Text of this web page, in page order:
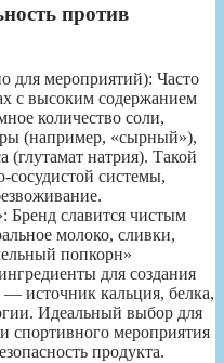
против
для мероприятий): Часто
с высоким содержанием
количество соли,
(например, «сырный»),
(глутамат натрия). Такой
сосудистой системы,
славится чистым
молоко, сливки,
попкорн»
для создания
— источник кальция, белка,
Идеальный выбор для
спортивного мероприятия
продукта.